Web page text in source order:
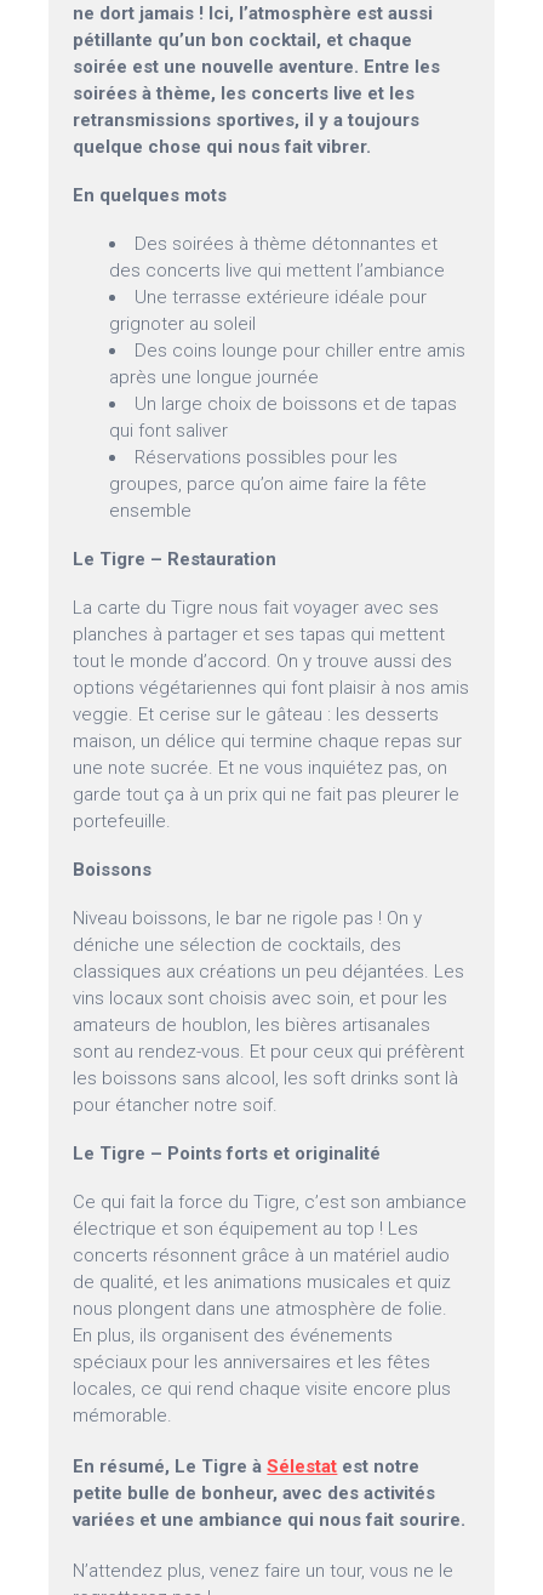
ne dort jamais ! Ici, l’atmosphère est aussi
pétillante qu’un bon cocktail, et chaque
soirée est une nouvelle aventure. Entre les
soirées à thème, les concerts live et les
retransmissions sportives, il y a toujours
quelque chose qui nous fait vibrer.
En quelques mots
Des soirées à thème détonnantes et
des concerts live qui mettent l’ambiance
Une terrasse extérieure idéale pour
grignoter au soleil
Des coins lounge pour chiller entre amis
après une longue journée
Un large choix de boissons et de tapas
qui font saliver
Réservations possibles pour les
groupes, parce qu’on aime faire la fête
ensemble
Le Tigre – Restauration
La carte du Tigre nous fait voyager avec ses
planches à partager et ses tapas qui mettent
tout le monde d’accord. On y trouve aussi des
options végétariennes qui font plaisir à nos amis
veggie. Et cerise sur le gâteau : les desserts
maison, un délice qui termine chaque repas sur
une note sucrée. Et ne vous inquiétez pas, on
garde tout ça à un prix qui ne fait pas pleurer le
portefeuille.
Boissons
Niveau boissons, le bar ne rigole pas ! On y
déniche une sélection de cocktails, des
classiques aux créations un peu déjantées. Les
vins locaux sont choisis avec soin, et pour les
amateurs de houblon, les bières artisanales
sont au rendez-vous. Et pour ceux qui préfèrent
les boissons sans alcool, les soft drinks sont là
pour étancher notre soif.
Le Tigre – Points forts et originalité
Ce qui fait la force du Tigre, c’est son ambiance
électrique et son équipement au top ! Les
concerts résonnent grâce à un matériel audio
de qualité, et les animations musicales et quiz
nous plongent dans une atmosphère de folie.
En plus, ils organisent des événements
spéciaux pour les anniversaires et les fêtes
locales, ce qui rend chaque visite encore plus
mémorable.
En résumé, Le Tigre àSélestat est notre
petite bulle de bonheur, avec des activités
variées et une ambiance qui nous fait sourire.
N’attendez plus, venez faire un tour, vous ne le